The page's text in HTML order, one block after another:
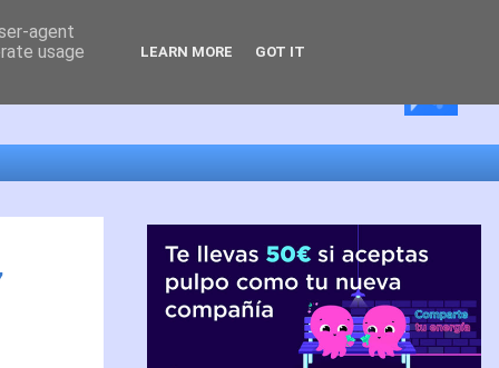
agent
usage
LEARN MORE GOT IT